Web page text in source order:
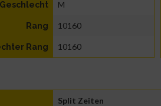
Geschlecht M
Rang 10160
Rang 10160
Split Zeiten